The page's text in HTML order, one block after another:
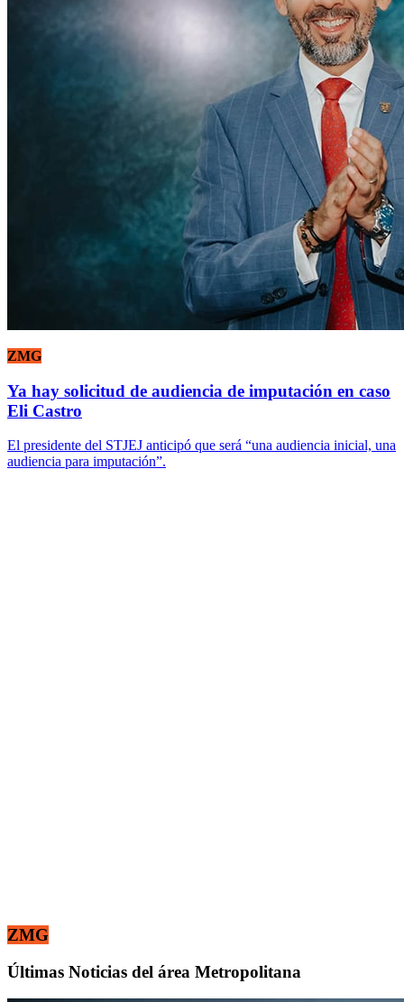
ZMG
Ya hay solicitud de audiencia de imputación en caso
Eli Castro
El presidente del STJEJ anticipó que será “una audiencia inicial, una
audiencia para imputación”.
ZMG
Últimas Noticias del área Metropolitana